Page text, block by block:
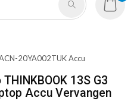
20YA002TUK Accu
13S G3
Accu Vervangen